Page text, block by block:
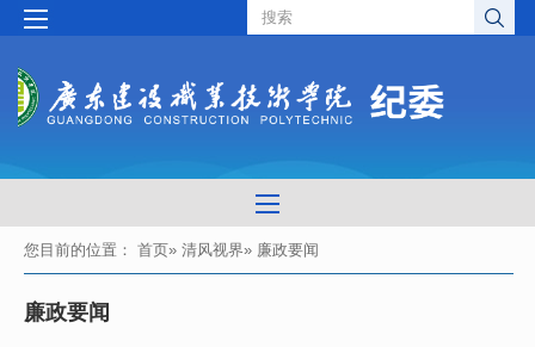
您目前的位置： 首页» 清风视界» 廉政要闻
廉政要闻